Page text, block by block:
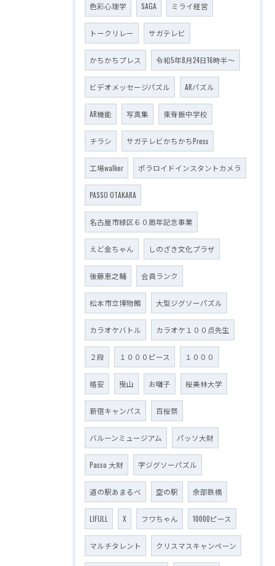
色彩心理学 SAGA ミライ経営
トークリレー サガテレビ
かちかちプレス 令和5年8月24日16時半～
ビデオメッセージパズル ARパズル
AR機能 写真集 東脊振中学校
チラシ サガテレビかちかちPress
工場walker ポラロイドインスタントカメラ
PASSO OTAKARA
名古屋市緑区６０周年記念事業
えど金ちゃん しのざき文化プラザ
後藤恵之輔 会員ランク
松本市立博物館 大型ジグソーパズル
カラオケバトル カラオケ１００点先生
２段 １０００ピース １０００
格安 曳山 お囃子 桜美林大学
新宿キャンパス 百桜祭
バルーンミュージアム パッソ大財
Passo 大財 字ジグソーパズル
道の駅あまるべ 空の駅 余部鉄橋
LIFULL X フワちゃん 10000ピース
マルチタレント クリスマスキャンペーン